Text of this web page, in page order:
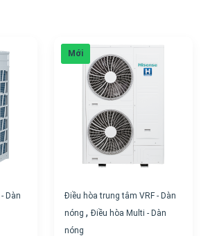
Dàn
Mới
Điều hòa trung tâm VRF - Dàn
nóng , Điều hòa Multi - Dàn
nóng